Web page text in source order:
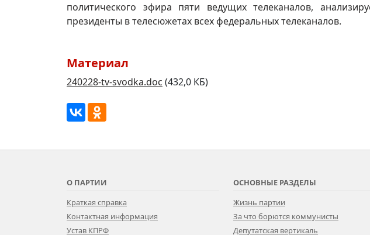
политического эфира пяти ведущих телеканалов,
президенты в телесюжетах всех федеральных телеканалов.
Материал
240228-tv-svodka.doc (432,0 КБ)
О ПАРТИИ
Краткая справка
Контактная информация
Устав КПРФ
ОСНОВНЫЕ РАЗДЕЛЫ
Жизнь партии
За что борются коммунисты
Депутатская вертикаль